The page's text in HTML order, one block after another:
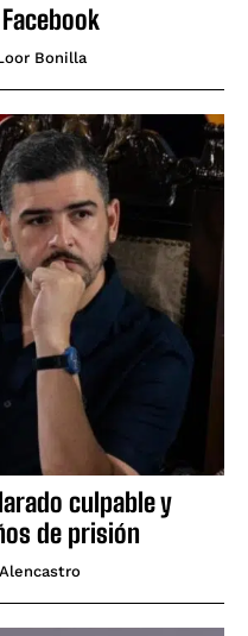
Bonilla
culpable y
de prisión